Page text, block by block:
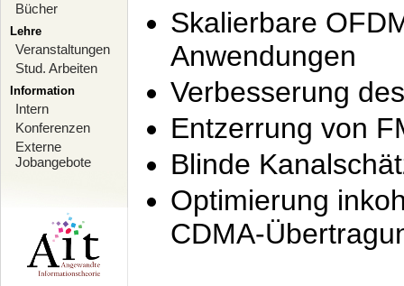
Bücher
Lehre
Veranstaltungen
Stud. Arbeiten
Information
Intern
Konferenzen
Externe
Jobangebote
Skalierbare
Anwendungen
Verbesserung
Entzerrung von
Blinde
Optimierung
CDMA-